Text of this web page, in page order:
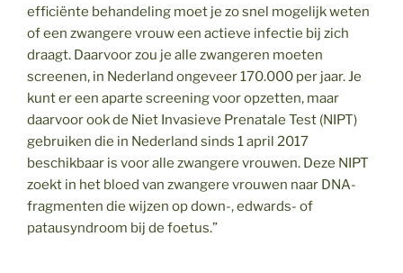
efficiënte behandeling moet je zo snel mogelijk weten
of een zwangere vrouw een actieve infectie bij zich
draagt. Daarvoor zou je alle zwangeren moeten
screenen, in Nederland ongeveer 170.000 per jaar. Je
kunt er een aparte screening voor opzetten, maar
daarvoor ook de Niet Invasieve Prenatale Test (NIPT)
gebruiken die in Nederland sinds 1 april 2017
beschikbaar is voor alle zwangere vrouwen. Deze NIPT
zoekt in het bloed van zwangere vrouwen naar DNA-
fragmenten die wijzen op down-, edwards- of
patausyndroom bij de foetus.”